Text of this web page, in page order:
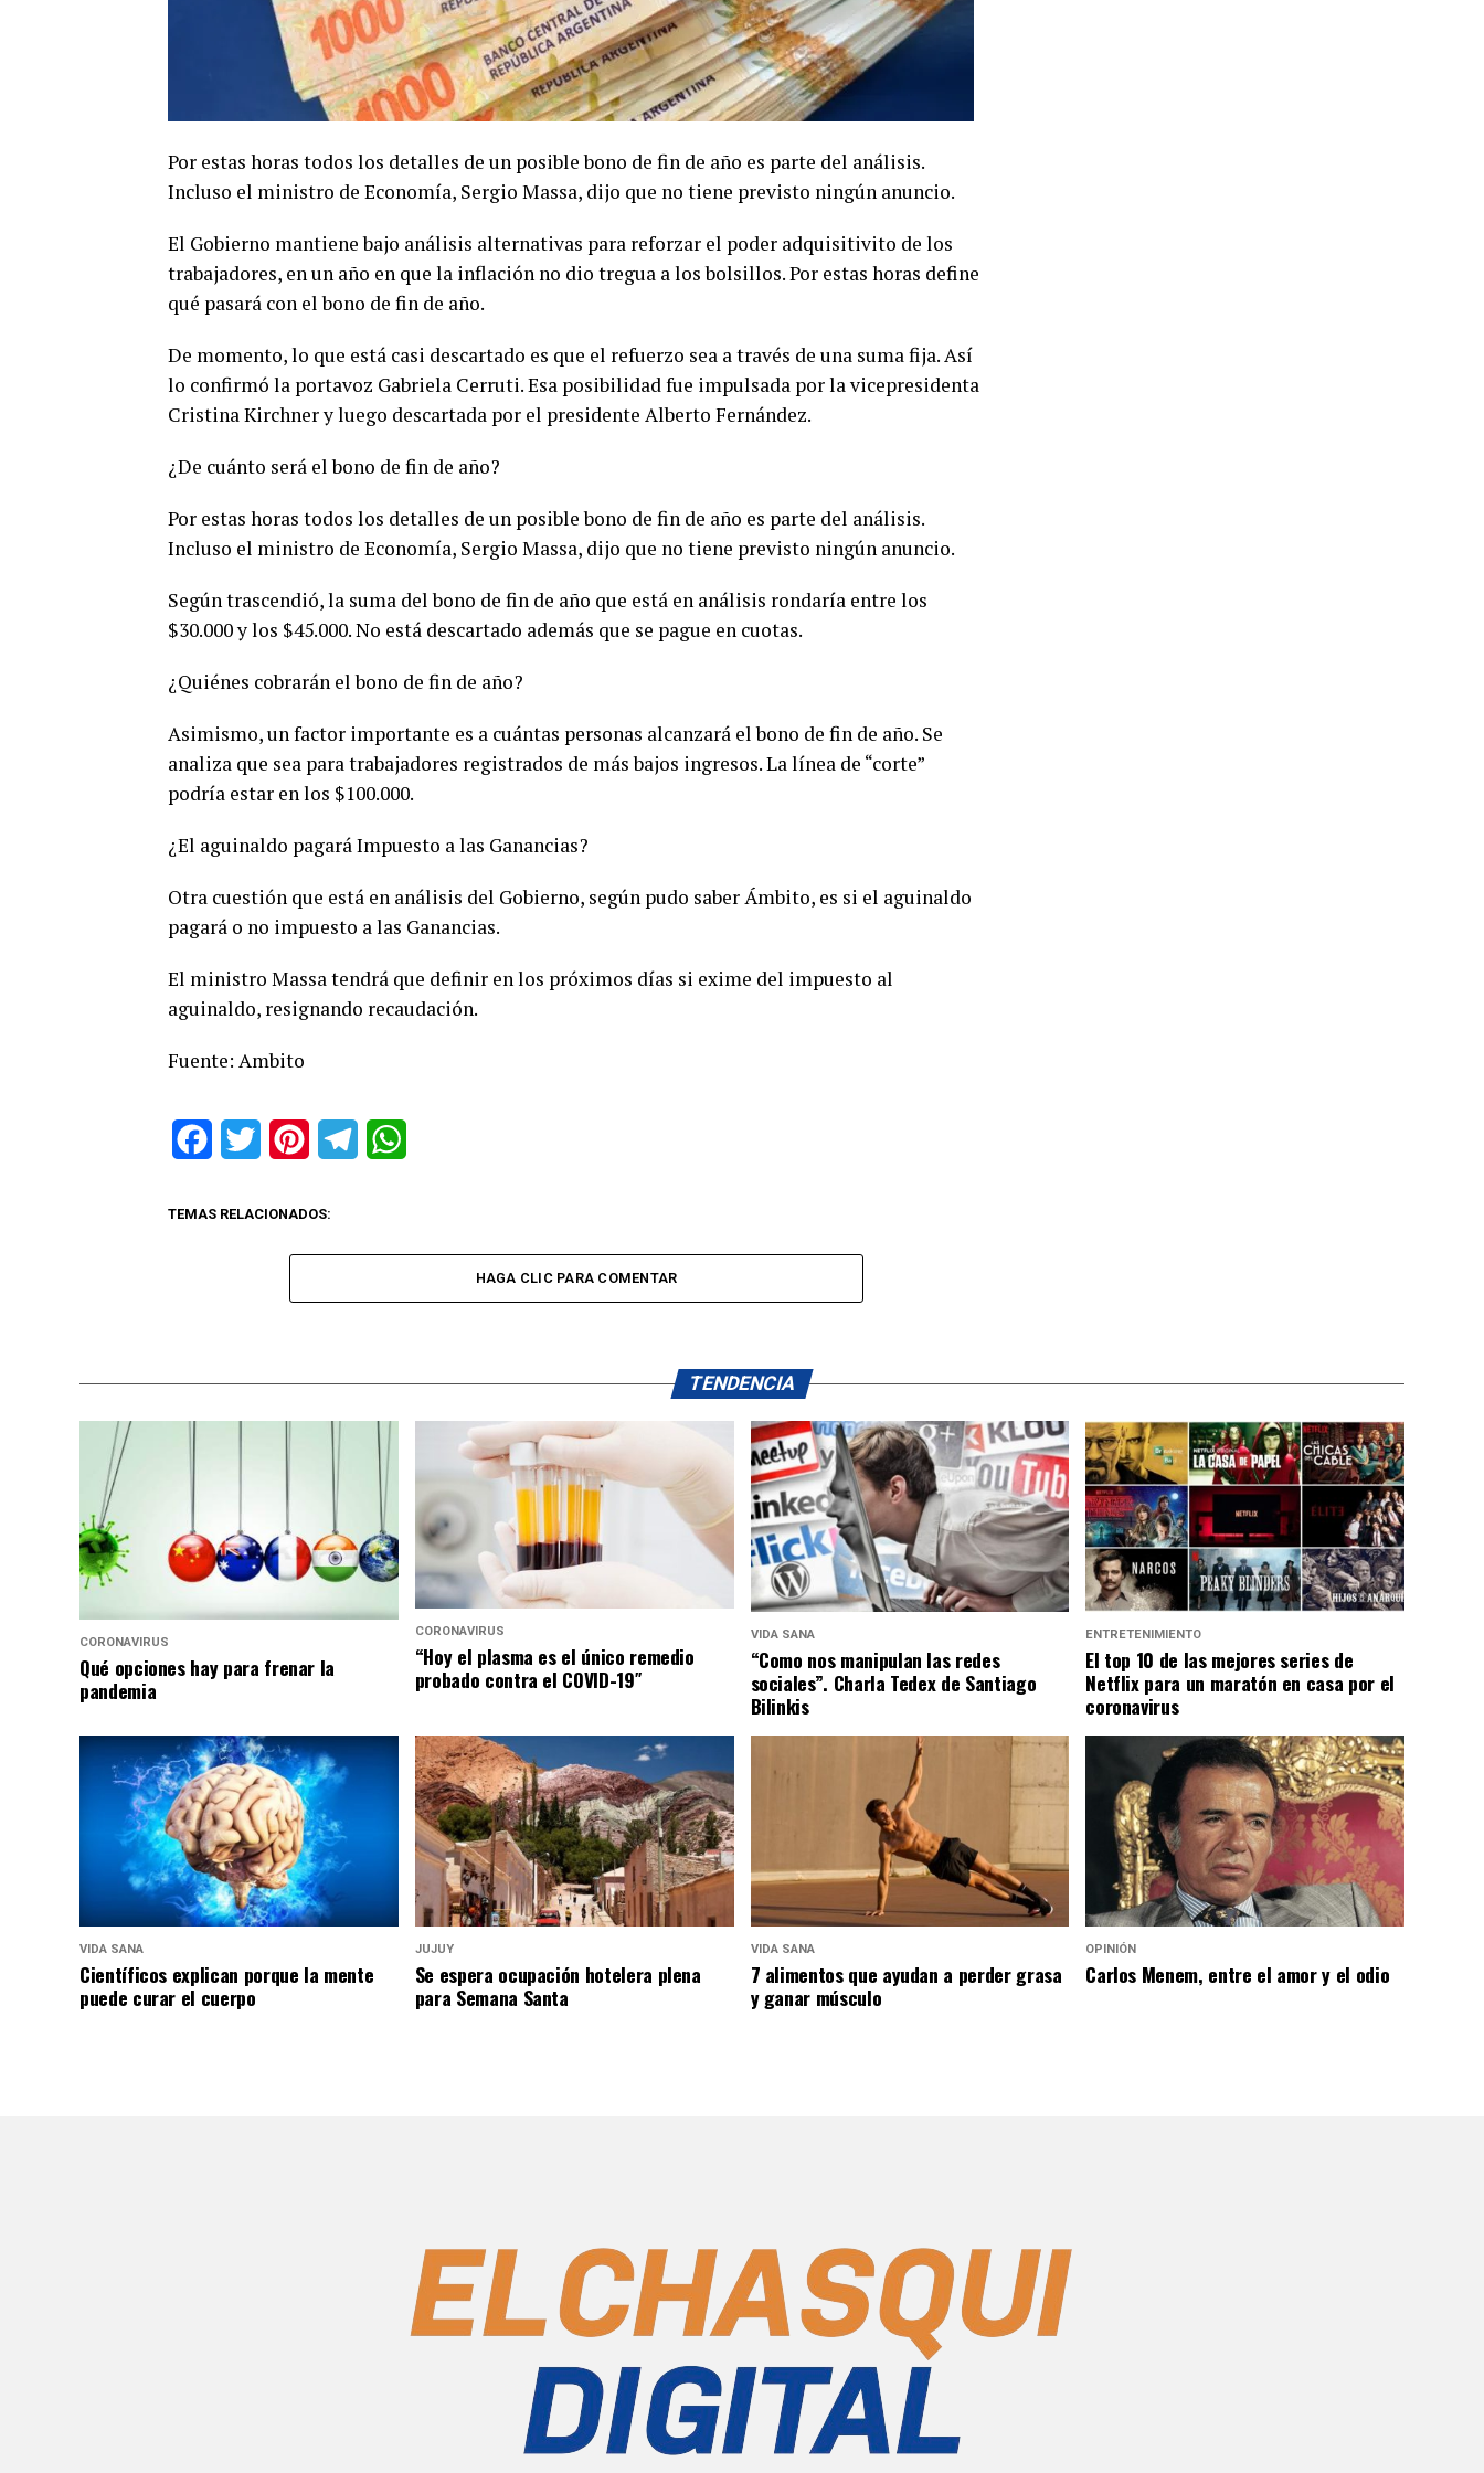
Por estas horas todos los detalles de un posible bono de fin de año es parte del análisis.
Incluso el ministro de Economía, Sergio Massa, dijo que no tiene previsto ningún anuncio.
El Gobierno mantiene bajo análisis alternativas para reforzar el poder adquisitivito de los
trabajadores, en un año en que la inflación no dio tregua a los bolsillos. Por estas horas define
qué pasará con el bono de fin de año.
De momento, lo que está casi descartado es que el refuerzo sea a través de una suma fija. Así
lo confirmó la portavoz Gabriela Cerruti. Esa posibilidad fue impulsada por la vicepresidenta
Cristina Kirchner y luego descartada por el presidente Alberto Fernández.
¿De cuánto será el bono de fin de año?
Por estas horas todos los detalles de un posible bono de fin de año es parte del análisis.
Incluso el ministro de Economía, Sergio Massa, dijo que no tiene previsto ningún anuncio.
Según trascendió, la suma del bono de fin de año que está en análisis rondaría entre los
$30.000 y los $45.000. No está descartado además que se pague en cuotas.
¿Quiénes cobrarán el bono de fin de año?
Asimismo, un factor importante es a cuántas personas alcanzará el bono de fin de año. Se
analiza que sea para trabajadores registrados de más bajos ingresos. La línea de “corte”
podría estar en los $100.000.
¿El aguinaldo pagará Impuesto a las Ganancias?
Otra cuestión que está en análisis del Gobierno, según pudo saber Ámbito, es si el aguinaldo
pagará o no impuesto a las Ganancias.
El ministro Massa tendrá que definir en los próximos días si exime del impuesto al
aguinaldo, resignando recaudación.
Fuente: Ambito
FacebookTwitter PinterestTelegram
TEMAS RELACIONADOS:
HAGA CLIC PARA COMENTAR
TENDENCIA
CORONAVIRUS
Qué opciones hay para frenar la
pandemia
CORONAVIRUS
“Hoy el plasma es el único remedio
probado contra el COVID-19″
VIDA SANA
“Como nos manipulan las redes
sociales”. Charla Tedex de Santiago
Bilinkis
ENTRETENIMIENTO
El top 10 de las mejores series de
Netflix para un maratón en casa por el
coronavirus
VIDA SANA
Científicos explican porque la mente
puede curar el cuerpo
JUJUY
Se espera ocupación hotelera plena
para Semana Santa
VIDA SANA
7 alimentos que ayudan a perder grasa
y ganar músculo
OPINIÓN
Carlos Menem, entre el amor y el odio